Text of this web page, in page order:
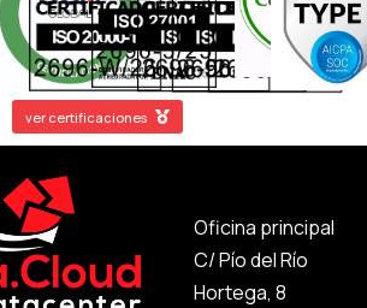
ver certificaciones
Oficina principal
C/ Pío del Río
Hortega, 8